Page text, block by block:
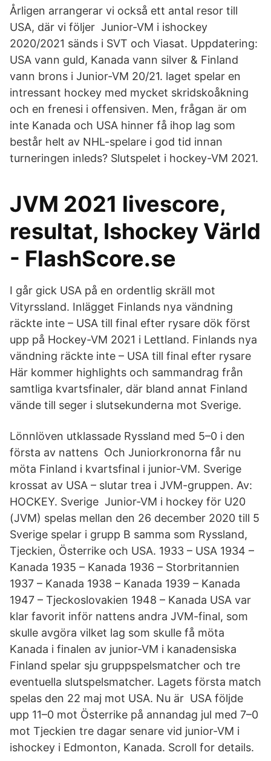
Årligen arrangerar vi också ett antal resor till
USA, där vi följer Junior-VM i ishockey
2020/2021 sänds i SVT och Viasat. Uppdatering:
USA vann guld, Kanada vann silver & Finland
vann brons i Junior-VM 20/21. laget spelar en
intressant hockey med mycket skridskoåkning
och en frenesi i offensiven. Men, frågan är om
inte Kanada och USA hinner få ihop lag som
består helt av NHL-spelare i god tid innan
turneringen inleds? Slutspelet i hockey-VM 2021.
JVM 2021 livescore,
resultat, Ishockey Värld
- FlashScore.se
I går gick USA på en ordentlig skräll mot
Vityrssland. Inlägget Finlands nya vändning
räckte inte – USA till final efter rysare dök först
upp på Hockey-VM 2021 i Lettland. Finlands nya
vändning räckte inte – USA till final efter rysare
Här kommer highlights och sammandrag från
samtliga kvartsfinaler, där bland annat Finland
vände till seger i slutsekunderna mot Sverige.
Lönnlöven utklassade Ryssland med 5–0 i den
första av nattens Och Juniorkronorna får nu
möta Finland i kvartsfinal i junior-VM. Sverige
krossat av USA – slutar trea i JVM-gruppen. Av:
HOCKEY. Sverige Junior-VM i hockey för U20
(JVM) spelas mellan den 26 december 2020 till 5
Sverige spelar i grupp B samma som Ryssland,
Tjeckien, Österrike och USA. 1933 – USA 1934 –
Kanada 1935 – Kanada 1936 – Storbritannien
1937 – Kanada 1938 – Kanada 1939 – Kanada
1947 – Tjeckoslovakien 1948 – Kanada USA var
klar favorit inför nattens andra JVM-final, som
skulle avgöra vilket lag som skulle få möta
Kanada i finalen av junior-VM i kanadensiska
Finland spelar sju gruppspelsmatcher och tre
eventuella slutspelsmatcher. Lagets första match
spelas den 22 maj mot USA. Nu är USA följde
upp 11–0 mot Österrike på annandag jul med 7–0
mot Tjeckien tre dagar senare vid junior-VM i
ishockey i Edmonton, Kanada. Scroll for details.